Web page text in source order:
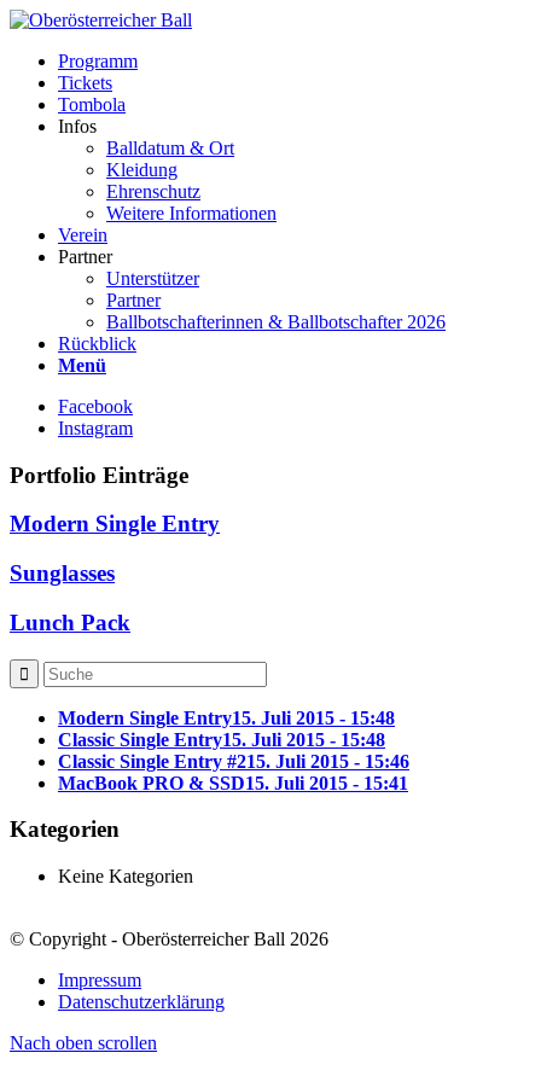
Programm
Tickets
Tombola
Infos
Balldatum & Ort
Kleidung
Ehrenschutz
Weitere Informationen
Verein
Partner
Unterstützer
Partner
Ballbotschafterinnen & Ballbotschafter 2026
Rückblick
Menü
Facebook
Instagram
Portfolio Einträge
Modern Single Entry
Sunglasses
Lunch Pack
Modern Single Entry15. Juli 2015 - 15:48
Classic Single Entry15. Juli 2015 - 15:48
Classic Single Entry #215. Juli 2015 - 15:46
MacBook PRO & SSD15. Juli 2015 - 15:41
Kategorien
Keine Kategorien
© Copyright - Oberösterreicher Ball 2026
Impressum
Datenschutzerklärung
Nach oben scrollen